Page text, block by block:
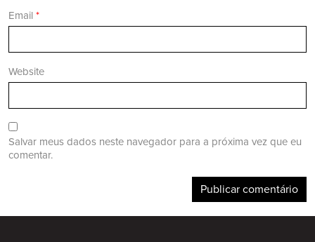
Email *
Website
Salvar meus dados neste navegador para a próxima vez que eu
comentar.